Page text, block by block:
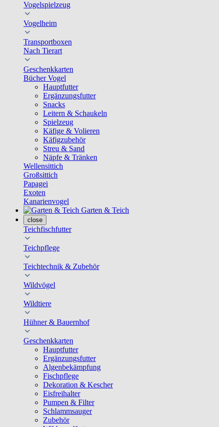
Vogelspielzeug
Vogelheim
Transportboxen
Nach Tierart
Geschenkkarten
Bücher Vogel
Hauptfutter
Ergänzungsfutter
Snacks
Leitern & Schaukeln
Spielzeug
Käfige & Volieren
Käfigzubehör
Streu & Sand
Näpfe & Tränken
Wellensittich
Großsittich
Papagei
Exoten
Kanarienvogel
Garten & Teich
close
Teichfischfutter
Teichpflege
Teichtechnik & Zubehör
Wildvögel
Wildtiere
Hühner & Bauernhof
Geschenkkarten
Hauptfutter
Ergänzungsfutter
Algenbekämpfung
Fischpflege
Dekoration & Kescher
Eisfreihalter
Pumpen & Filter
Schlammsauger
Zubehör